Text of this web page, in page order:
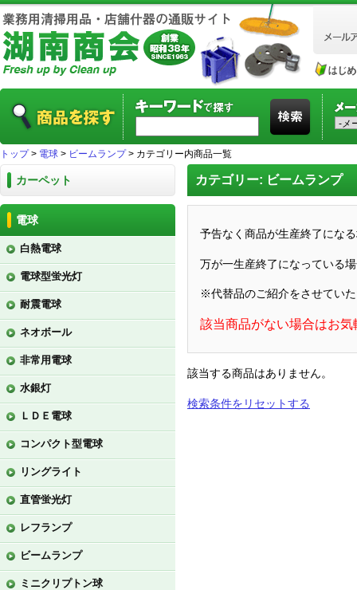
トップ> 電球 > ビームランプ> カテゴリー内商品一覧
カーペット
電球
白熱電球
電球型蛍光灯
耐震電球
ネオボール
非常用電球
水銀灯
ＬＤＥ電球
コンパクト型電球
リングライト
直管蛍光灯
レフランプ
ビームランプ
ミニクリプトン球
カテゴリー: ビームランプ
予告なく商品が生産終了にな
万が一生産終了になっている
※代替品のご紹介をさせてい
該当商品がない場合はお
該当する商品はありません。
検索条件をリセットする